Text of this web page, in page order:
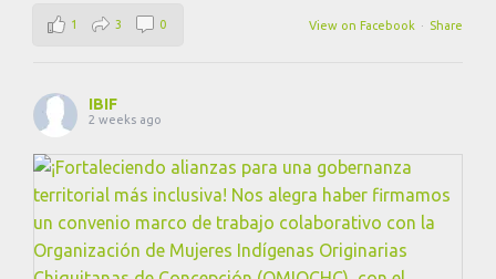
View on Facebook · Share
1 3 0
IBIF
2 weeks ago